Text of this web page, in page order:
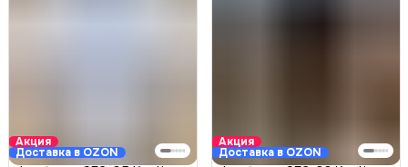
Акция
Доставка в OZON
Акция
Доставка в OZON